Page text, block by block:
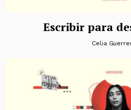
Escribir para
Celia